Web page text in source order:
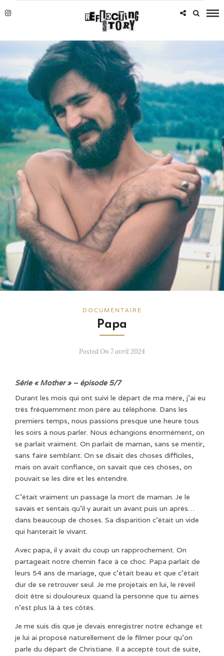
DOCUMENTAIRE
Papa
Posted On 7 avril 2024
Série « Mother » – épisode 5/7
Durant les mois qui ont suivi le départ de ma mère, j’ai eu
très fréquemment mon père au téléphone. Dans les
premiers temps, nous passions presque une heure tous
les soirs à nous parler. Nous échangions énormément, on
se parlait vraiment. On parlait de maman, sans se mentir,
sans faire semblant. On se disait des choses difficiles,
mais on avait confiance, on savait que ces choses, on
pouvait se les dire et les entendre.
C’était vraiment un passage la mort de maman. Je le
savais et sentais qu’il y aurait un avant puis un après…
dans beaucoup de choses. Sa disparition c’était un vide
qui hanterait le vivant.
Avec papa, il y avait du coup un rapprochement. On
partageait notre chemin face à ce choc. Papa parlait de
leurs 54 ans de mariage, que c’était beau et que c’était
dur de se retrouver seul. Je me projetais en lui, le réveil
doit être si douloureux quand la personne que tu aimes
n’est plus là à tes côtés.
Je me suis dis que je devais enregistrer notre échange et
je lui ai proposé naturellement de le filmer pour qu’on
parle du départ de Christiane. Il a accepté tout de suite,